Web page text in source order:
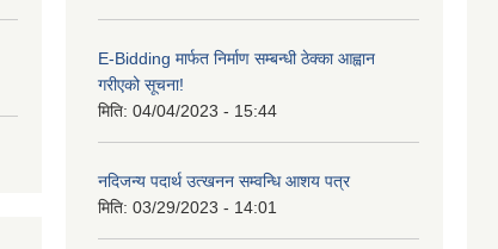
E-Bidding मार्फत निर्माण सम्बन्धी ठेक्का आह्वान
गरीएको सूचना!
मिति: 04/04/2023 - 15:44
नदिजन्य पदार्थ उत्खनन सम्वन्धि आशय पत्र
मिति: 03/29/2023 - 14:01